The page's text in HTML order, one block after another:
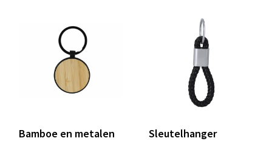
Bamboe en metalen
Sleutelhanger